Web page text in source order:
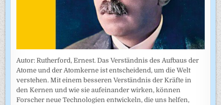
Autor: Rutherford, Ernest. Das Verständnis des Aufbaus der
Atome und der Atomkerne ist entscheidend, um die Welt
verstehen. Mit einem besseren Verständnis der Kräfte in
den Kernen und wie sie aufeinander wirken, können
Forscher neue Technologien entwickeln, die uns helfen,